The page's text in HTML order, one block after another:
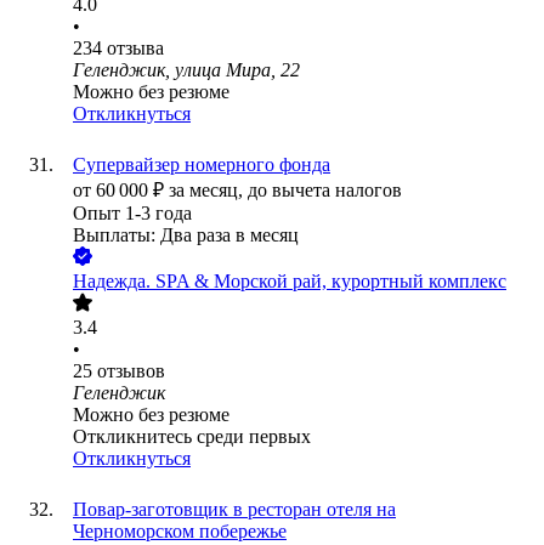
4.0
•
234 отзыва
Геленджик, улица Мира, 22
Можно без резюме
Откликнуться
Супервайзер номерного фонда
от 60 000 ₽ за месяц, до вычета налогов
Опыт 1-3 года
Выплаты: Два раза в месяц
Надежда. SPA & Морской рай, курортный комплекс
3.4
•
25 отзывов
Геленджик
Можно без резюме
Откликнитесь среди первых
Откликнуться
Повар-заготовщик в ресторан отеля на
Черноморском побережье